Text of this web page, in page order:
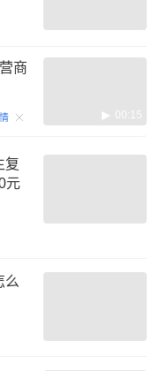
商
00:15
复
元
么